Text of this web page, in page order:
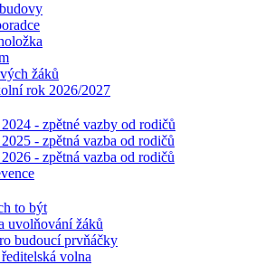
žáků
rok 2026/2027
- zpětné vazby od rodičů
- zpětná vazba od rodičů
- zpětná vazba od rodičů
to být
uvolňování žáků
budoucí prvňáčky
volna